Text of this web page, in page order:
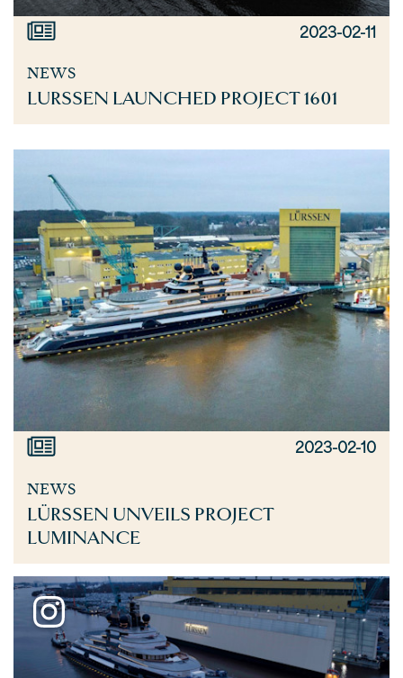
2023-02-11
NEWS
LURSSEN LAUNCHED PROJECT 1601
2023-02-10
NEWS
LÜRSSEN UNVEILS PROJECT
LUMINANCE